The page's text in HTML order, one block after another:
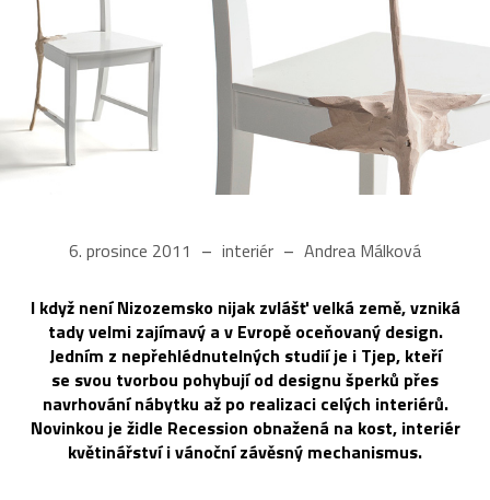
6. prosince 2011 interiér Andrea Málková
I když není Nizozemsko nijak zvlášť velká země, vzniká
tady velmi zajímavý a v Evropě oceňovaný design.
Jedním z nepřehlédnutelných studií je i Tjep, kteří
se svou tvorbou pohybují od designu šperků přes
navrhování nábytku až po realizaci celých interiérů.
Novinkou je židle Recession obnažená na kost, interiér
květinářství i vánoční závěsný mechanismus.